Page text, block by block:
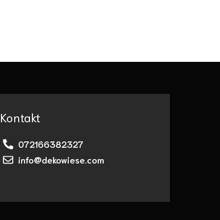
Kontakt
072166382327
info@dekowiese.com